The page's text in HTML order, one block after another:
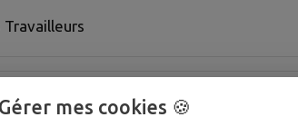
Travailleurs
Danse
Gérer mes cookies 🍪